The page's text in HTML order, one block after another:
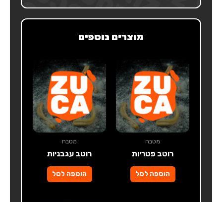
מוצרים נוספים
מטבח
רוטב פטריות
הוספה לסל
מטבח
רוטב עגבניות
הוספה לסל